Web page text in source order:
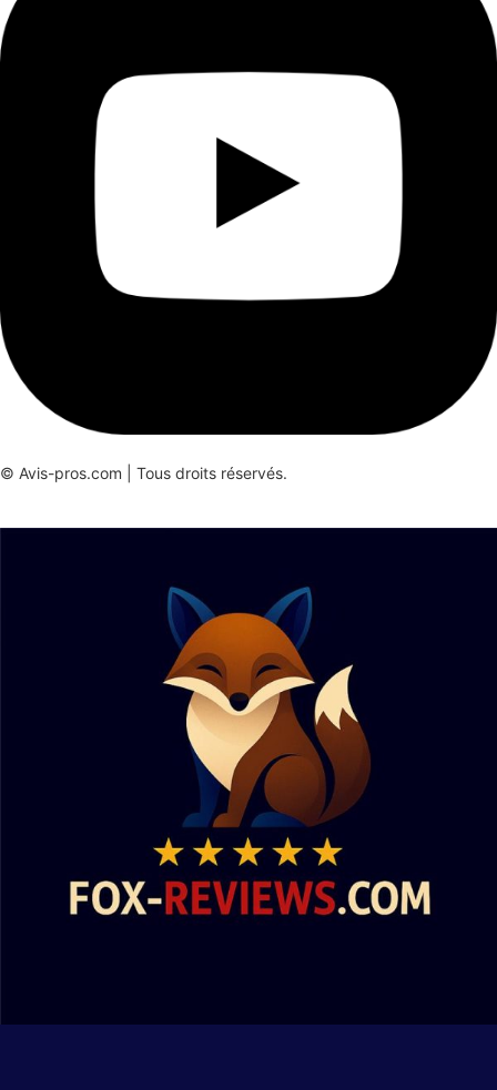
© Avis-pros.com | Tous droits réservés.